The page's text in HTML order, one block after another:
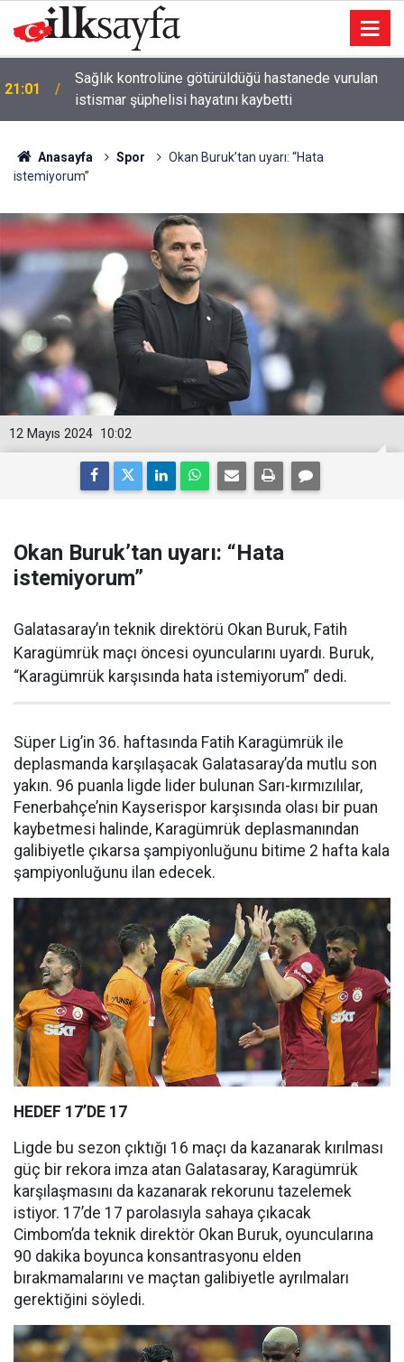
21:01
Sağlık kontrolüne götürüldüğü hastanede vurulan
istismar şüphelisi hayatını kaybetti
Anasayfa Spor
Okan Buruk’tan uyarı: “Hata
istemiyorum”
10:02
12 Mayıs 2024
Okan Buruk’tan uyarı: “Hata
istemiyorum”
Galatasaray’ın teknik direktörü Okan Buruk, Fatih
Karagümrük maçı öncesi oyuncularını uyardı. Buruk,
“Karagümrük karşısında hata istemiyorum” dedi.
Süper Lig’in 36. haftasında Fatih Karagümrük ile
deplasmanda karşılaşacak Galatasaray’da mutlu son
yakın. 96 puanla ligde lider bulunan Sarı-kırmızılılar,
Fenerbahçe’nin Kayserispor karşısında olası bir puan
kaybetmesi halinde, Karagümrük deplasmanından
galibiyetle çıkarsa şampiyonluğunu bitime 2 hafta kala
şampiyonluğunu ilan edecek.
HEDEF 17’DE 17
Ligde bu sezon çıktığı 16 maçı da kazanarak kırılması
güç bir rekora imza atan Galatasaray, Karagümrük
karşılaşmasını da kazanarak rekorunu tazelemek
istiyor. 17’de 17 parolasıyla sahaya çıkacak
Cimbom’da teknik direktör Okan Buruk, oyuncularına
90 dakika boyunca konsantrasyonu elden
bırakmamalarını ve maçtan galibiyetle ayrılmaları
gerektiğini söyledi.